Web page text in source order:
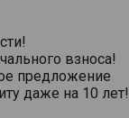
взноса!
предложение
даже на 10 лет!